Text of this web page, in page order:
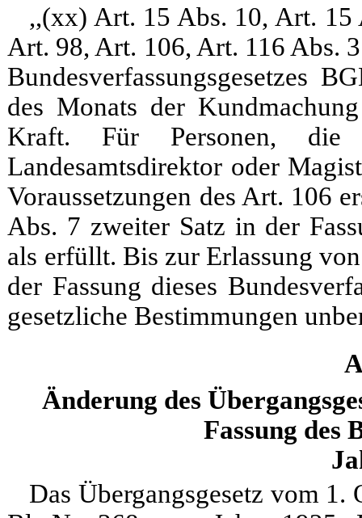
,,(xx) Art. 15 Abs. 10, Art.
Art. 98, Art. 106, Art. 116 Abs.
Bundesverfassungsgesetzes
des Monats der
Kraft. Für Personen,
Landesamtsdirektor oder
Voraussetzungen des Art. 106
Abs. 7 zweiter Satz in der
als erfüllt. Bis zur Erlassung
der Fassung dieses
gesetzliche Bestimmungen
Änderung des
Fassung des
Das Übergangsgesetz vom